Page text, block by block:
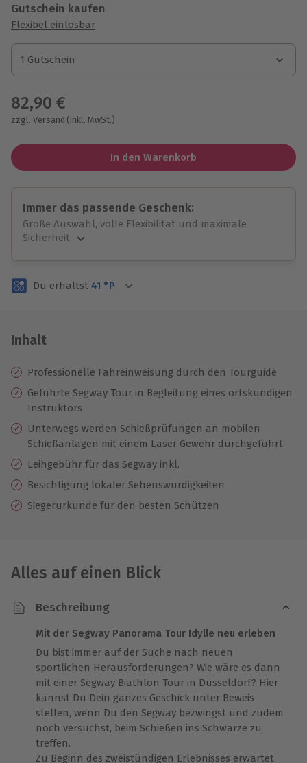
Gutschein kaufen
Flexibel einlösbar
1 Gutschein
1 Gutschein
1 Gutschein
82,90 €
zzgl. Versand (inkl. MwSt.)
In den Warenkorb
Immer das passende Geschenk:
Große Auswahl, volle Flexibilität und maximale
Sicherheit
Volle Flexibilität
3 Jahre gültig & verlängerbar.
Du erhältst 41 °P
Inhalt
Professionelle Fahreinweisung durch den Tourguide
Geführte Segway Tour in Begleitung eines ortskundigen
Instruktors
Unterwegs werden Schießprüfungen an mobilen
Schießanlagen mit einem Laser Gewehr durchgeführt
Leihgebühr für das Segway inkl.
Besichtigung lokaler Sehenswürdigkeiten
Siegerurkunde für den besten Schützen
Alles auf einen Blick
Beschreibung
Mit der Segway Panorama Tour Idylle neu erleben
Du bist immer auf der Suche nach neuen
sportlichen Herausforderungen? Wie wäre es dann
mit einer Segway Biathlon Tour in Düsseldorf? Hier
kannst Du Dein ganzes Geschick unter Beweis
stellen, wenn Du den Segway bezwingst und zudem
noch versuchst, beim Schießen ins Schwarze zu
treffen.
Zu Beginn des zweistündigen Erlebnisses erwartet